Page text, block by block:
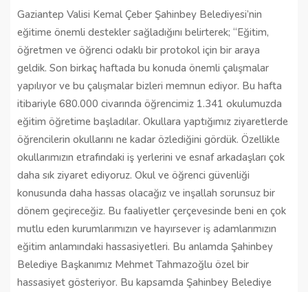
Gaziantep Valisi Kemal Çeber Şahinbey Belediyesi’nin
eğitime önemli destekler sağladığını belirterek; “Eğitim,
öğretmen ve öğrenci odaklı bir protokol için bir araya
geldik. Son birkaç haftada bu konuda önemli çalışmalar
yapılıyor ve bu çalışmalar bizleri memnun ediyor. Bu hafta
itibariyle 680.000 civarında öğrencimiz 1.341 okulumuzda
eğitim öğretime başladılar. Okullara yaptığımız ziyaretlerde
öğrencilerin okullarını ne kadar özlediğini gördük. Özellikle
okullarımızın etrafındaki iş yerlerini ve esnaf arkadaşları çok
daha sık ziyaret ediyoruz. Okul ve öğrenci güvenliği
konusunda daha hassas olacağız ve inşallah sorunsuz bir
dönem geçireceğiz. Bu faaliyetler çerçevesinde beni en çok
mutlu eden kurumlarımızın ve hayırsever iş adamlarımızın
eğitim anlamındaki hassasiyetleri. Bu anlamda Şahinbey
Belediye Başkanımız Mehmet Tahmazoğlu özel bir
hassasiyet gösteriyor. Bu kapsamda Şahinbey Belediye